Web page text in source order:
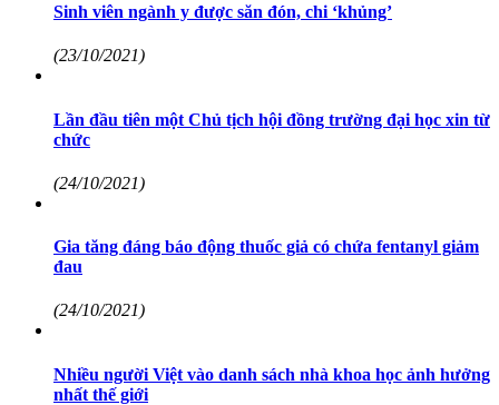
Sinh viên ngành y được săn đón, chi ‘khủng’
(23/10/2021)
Lần đầu tiên một Chủ tịch hội đồng trường đại học xin từ
chức
(24/10/2021)
Gia tăng đáng báo động thuốc giả có chứa fentanyl giảm
đau
(24/10/2021)
Nhiều người Việt vào danh sách nhà khoa học ảnh hưởng
nhất thế giới